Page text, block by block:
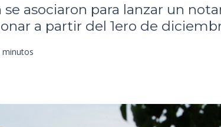
asociaron para lanzar un
a partir del 1ero de
minutos